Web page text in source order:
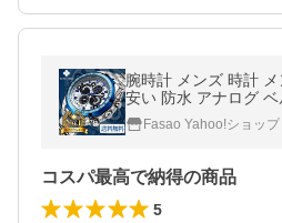
腕時計 メンズ 時計
安い 防水 アナログ
ステンレス メンズ時
ズ うて時計
Fasao Yahoo!ショップ
コスパ最高で納得の商品
5